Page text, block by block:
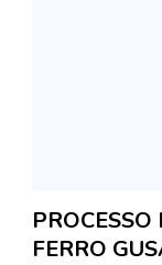
FERRO